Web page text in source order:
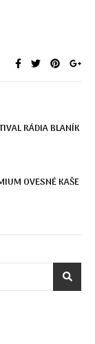
RÁDIA BLANÍK
OVESNÉ KAŠE